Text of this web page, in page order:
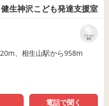
生神沢こども発達支援室
リストに
保存
、相生山駅から958m
電話で聞く